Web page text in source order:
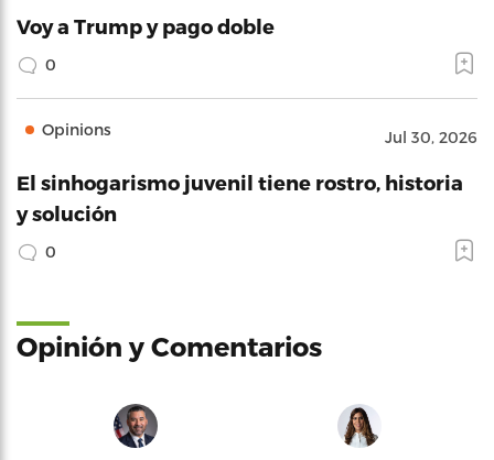
Voy a Trump y pago doble
0
Opinions Jul 30, 2026
El sinhogarismo juvenil tiene rostro, historia
y solución
0
Opinión y Comentarios